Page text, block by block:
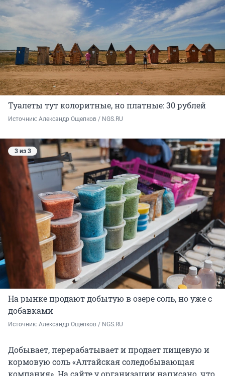
Туалеты тут колоритные, но платные: 30 рублей
Источник: Александр Ощепков / NGS.RU
3 из 3
На рынке продают добытую в озере соль, но уже с
добавками
Источник: Александр Ощепков / NGS.RU
Добывает, перерабатывает и продает пищевую и
кормовую соль «Алтайская соледобывающая